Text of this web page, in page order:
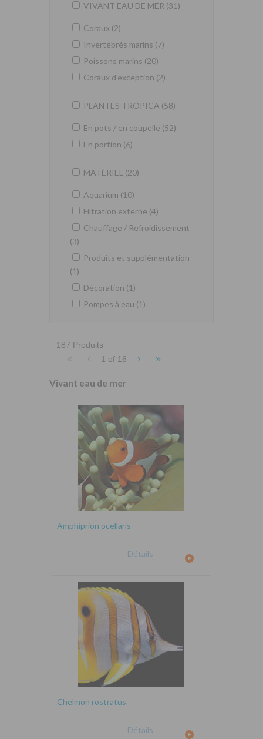
VIVANT EAU DE MER (31)
Coraux (2)
Invertébrés marins (7)
Poissons marins (20)
Coraux d'exception (2)
PLANTES TROPICA (58)
En pots / en coupelle (52)
En portion (6)
MATÉRIEL (20)
Aquarium (10)
Filtration externe (4)
Chauffage / Refroidissement
(3)
Produits et supplémentation
(1)
Décoration (1)
Pompes à eau (1)
187 Produits
« ‹ 1 of 16 › »
Vivant eau de mer
Amphiprion ocellaris
Détails
Chelmon rostratus
Détails